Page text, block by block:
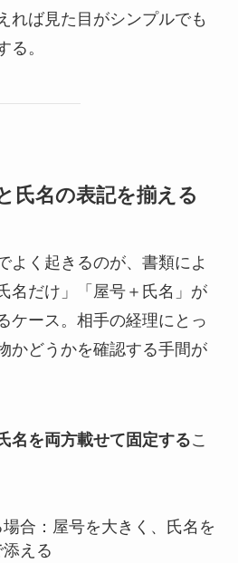
れば見た目がシンプルでも
る。
氏名の表記を揃える
よく起きるのが、書類によ
名だけ」「屋号＋氏名」が
ケース。相手の経理にとっ
かどうかを確認する手間が
名を両方載せて固定するこ
合：屋号を大きく、氏名を
える